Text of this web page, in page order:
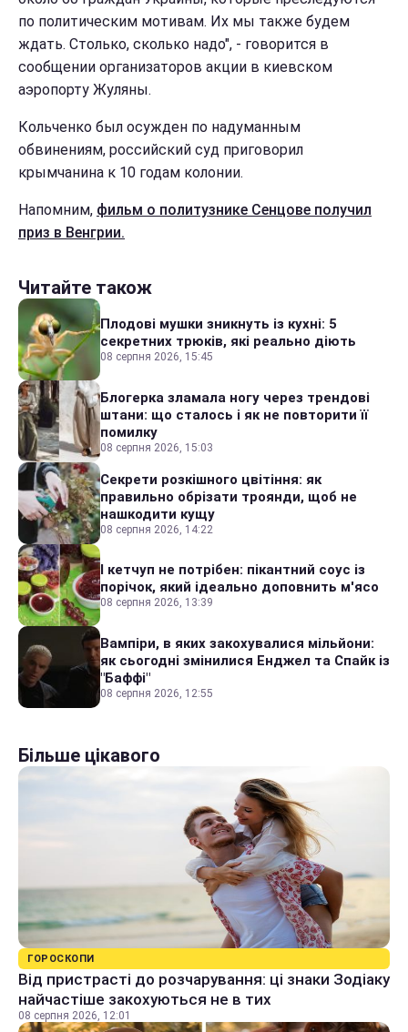
по политическим мотивам. Их мы также будем
ждать. Столько, сколько надо", - говорится в
сообщении организаторов акции в киевском
аэропорту Жуляны.
Кольченко был осужден по надуманным
обвинениям, российский суд приговорил
крымчанина к 10 годам колонии.
Напомним, фильм о политузнике Сенцове получил
приз в Венгрии.
Читайте також
Плодові мушки зникнуть із кухні: 5
секретних трюків, які реально діють
08 серпня 2026, 15:45
Блогерка зламала ногу через трендові
штани: що сталось і як не повторити її
помилку
08 серпня 2026, 15:03
Секрети розкішного цвітіння: як
правильно обрізати троянди, щоб не
нашкодити кущу
08 серпня 2026, 14:22
І кетчуп не потрібен: пікантний соус із
порічок, який ідеально доповнить м'ясо
08 серпня 2026, 13:39
Вампіри, в яких закохувалися мільйони:
як сьогодні змінилися Енджел та Спайк із
"Баффі"
08 серпня 2026, 12:55
Більше цікавого
ГОРОСКОПИ
Від пристрасті до розчарування: ці знаки Зодіаку
найчастіше закохуються не в тих
08 серпня 2026, 12:01